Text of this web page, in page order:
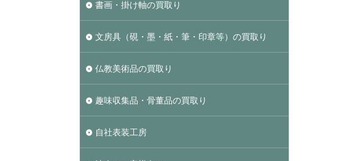
書画・掛け軸の買取り
文房具（硯・墨・紙・筆・印章等）の買取り
仏教美術品の買取り
趣味収集品・骨董品の買取り
自社表装工房